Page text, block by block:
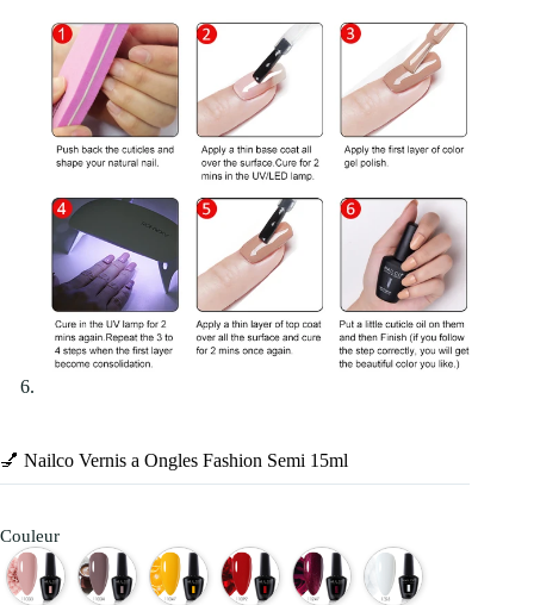
💅 Nailco Vernis a Ongles Fashion Semi 15ml
Couleur